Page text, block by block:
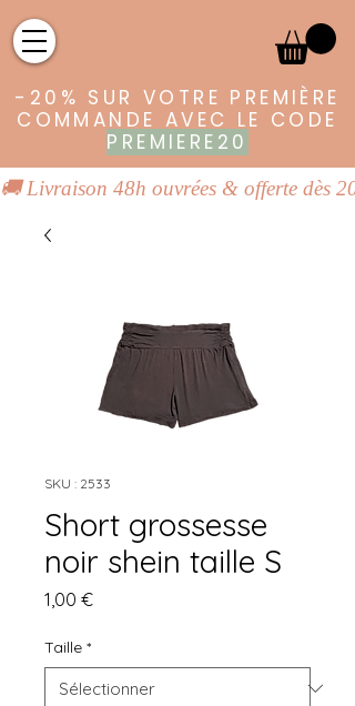
-20% SUR VOTRE PREMIÈRE
COMMANDE AVEC LE CODE
PREMIERE20
🚚 Livraison 48h ouvrées & offerte dès
SKU : 2533
Short grossesse
noir shein taille S
1,00 €Prix
Taille *